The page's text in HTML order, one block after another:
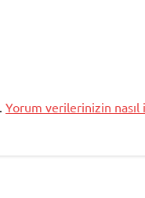
Yorum verilerinizin